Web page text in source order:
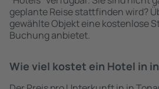
geplante Reise stattfinden wird?
gewählte Objekt eine kostenlose
Buchung anbietet.
Wie viel kostet ein Hotel in